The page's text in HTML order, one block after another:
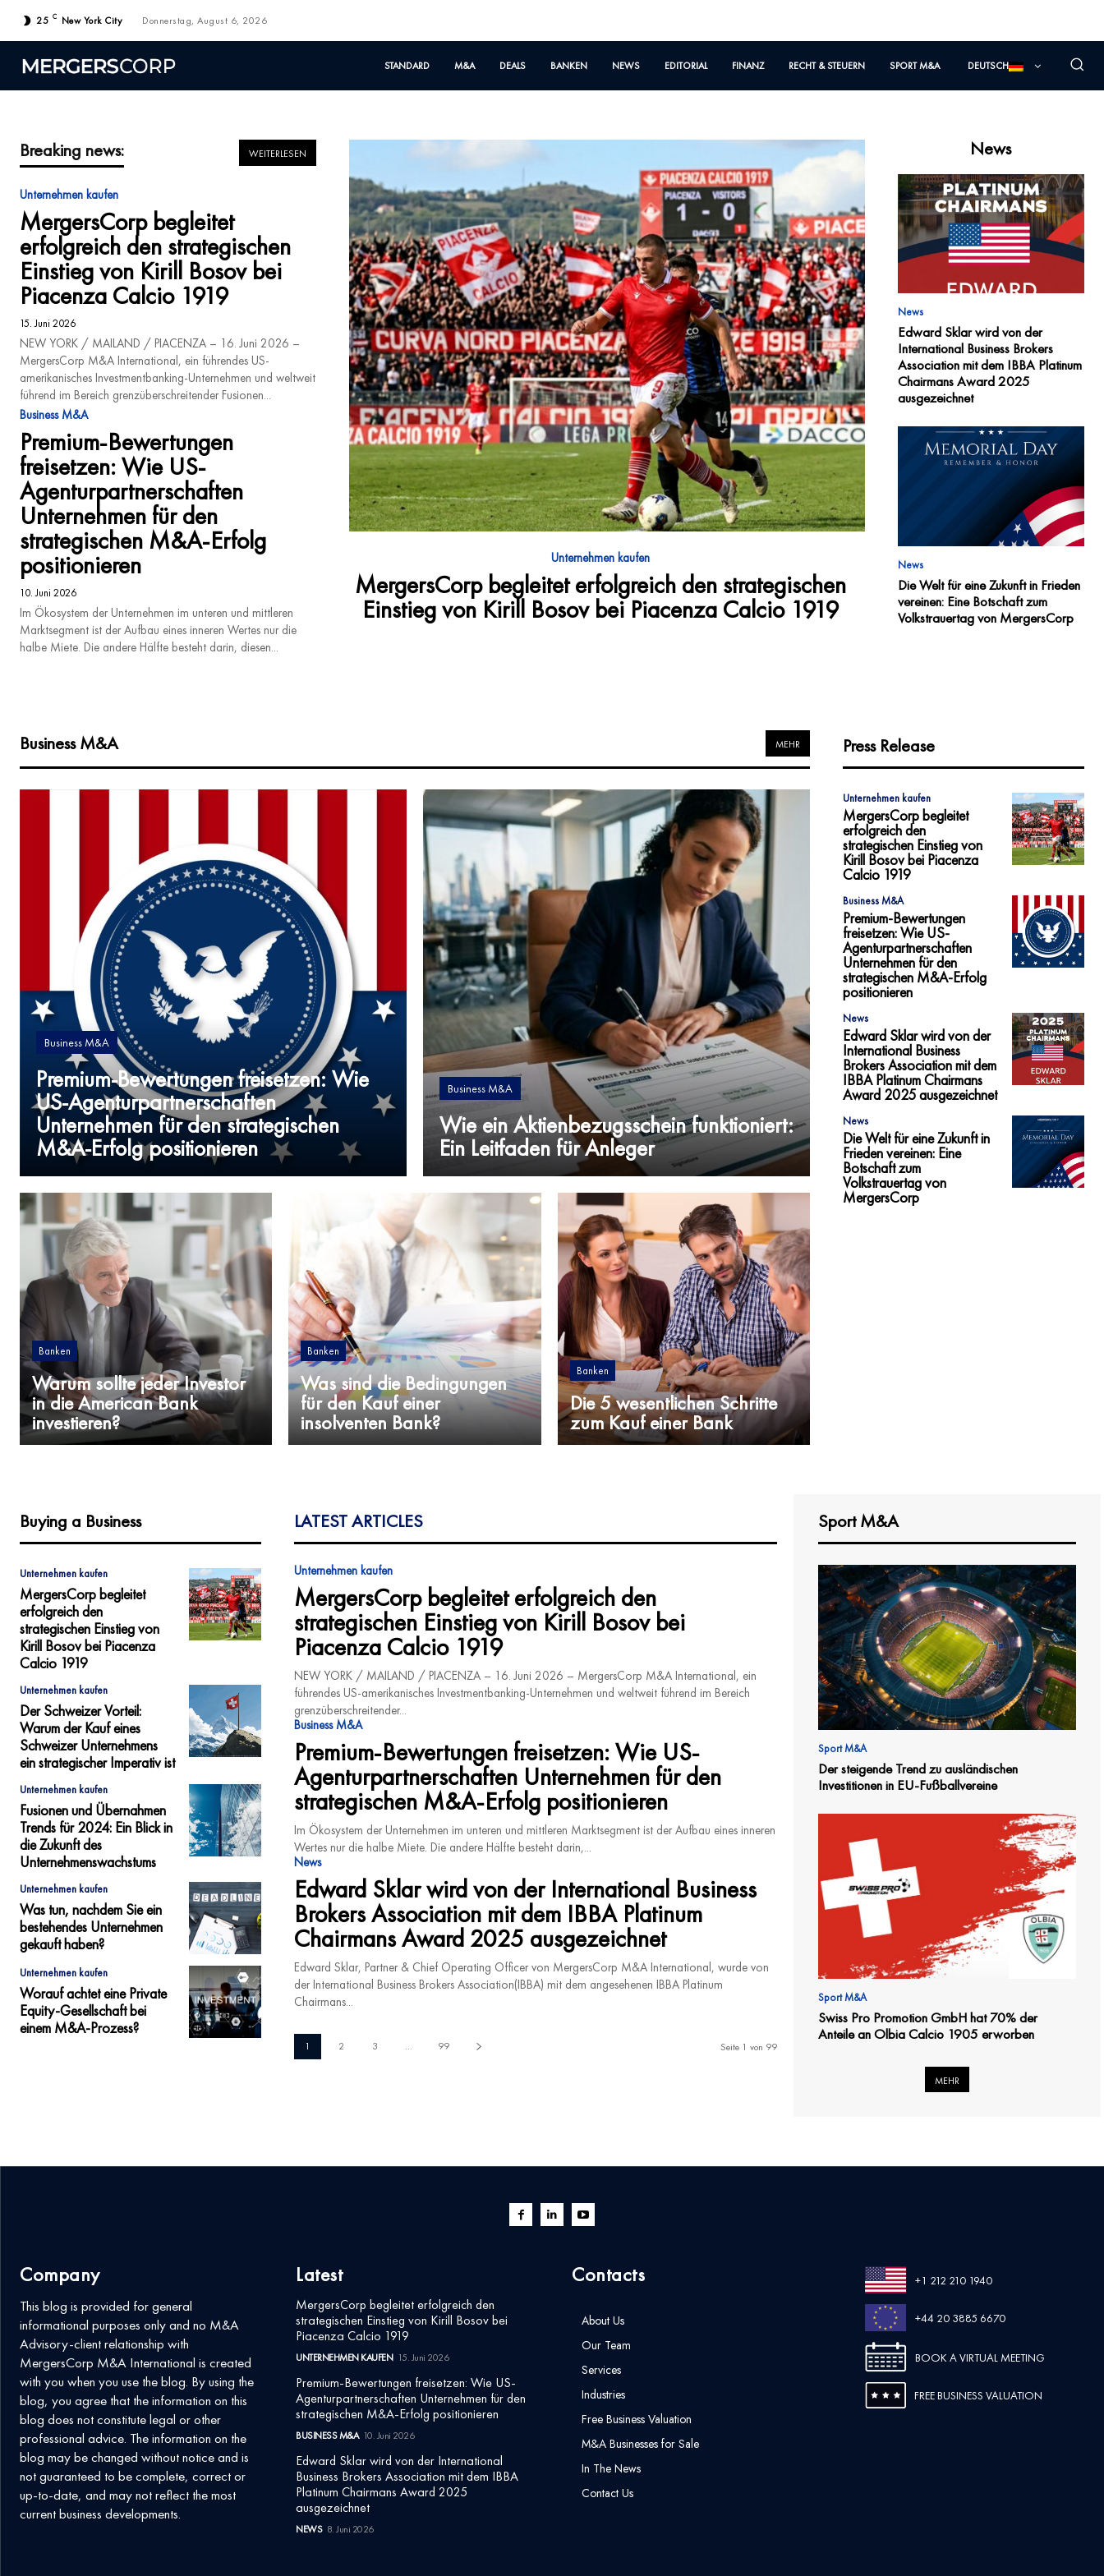
25 C New York City Donnerstag, August 6, 2026
STANDARD M&A DEALS BANKEN NEWS EDITORIAL FINANZ RECHT & STEUERN SPORT M&A DEUTSCH
WEITERLESEN
Breaking news:
Unternehmen kaufen
MergersCorp begleitet
erfolgreich den strategischen
Einstieg von Kirill Bosov bei
Piacenza Calcio 1919
15. Juni 2026
NEW YORK / MAILAND / PIACENZA – 16. Juni 2026 –
MergersCorp M&A International, ein führendes US-
amerikanisches Investmentbanking-Unternehmen und weltweit
führend im Bereich grenzüberschreitender Fusionen...
Business M&A
Premium-Bewertungen
freisetzen: Wie US-
Agenturpartnerschaften
Unternehmen für den
strategischen M&A-Erfolg
positionieren
10. Juni 2026
Im Ökosystem der Unternehmen im unteren und mittleren
Marktsegment ist der Aufbau eines inneren Wertes nur die
halbe Miete. Die andere Hälfte besteht darin, diesen...
Unternehmen kaufen
MergersCorp begleitet erfolgreich den strategischen
Einstieg von Kirill Bosov bei Piacenza Calcio 1919
News
News
Edward Sklar wird von der
International Business Brokers
Association mit dem IBBA Platinum
Chairmans Award 2025
ausgezeichnet
News
Die Welt für eine Zukunft in Frieden
vereinen: Eine Botschaft zum
Volkstrauertag von MergersCorp
Business M&A MEHR
Business M&A
Premium-Bewertungen freisetzen: Wie
US-Agenturpartnerschaften
Unternehmen für den strategischen
M&A-Erfolg positionieren
Business M&A
Wie ein Aktienbezugsschein funktioniert:
Ein Leitfaden für Anleger
Banken
Warum sollte jeder Investor
in die American Bank
investieren?
Banken
Was sind die Bedingungen
für den Kauf einer
insolventen Bank?
Banken
Die 5 wesentlichen Schritte
zum Kauf einer Bank
Press Release
Unternehmen kaufen
MergersCorp begleitet
erfolgreich den
strategischen Einstieg von
Kirill Bosov bei Piacenza
Calcio 1919
Business M&A
Premium-Bewertungen
freisetzen: Wie US-
Agenturpartnerschaften
Unternehmen für den
strategischen M&A-Erfolg
positionieren
News
Edward Sklar wird von der
International Business
Brokers Association mit dem
IBBA Platinum Chairmans
Award 2025 ausgezeichnet
News
Die Welt für eine Zukunft in
Frieden vereinen: Eine
Botschaft zum
Volkstrauertag von
MergersCorp
Buying a Business
Unternehmen kaufen
MergersCorp begleitet
erfolgreich den
strategischen Einstieg von
Kirill Bosov bei Piacenza
Calcio 1919
Unternehmen kaufen
Der Schweizer Vorteil:
Warum der Kauf eines
Schweizer Unternehmens
ein strategischer Imperativ ist
Unternehmen kaufen
Fusionen und Übernahmen
Trends für 2024: Ein Blick in
die Zukunft des
Unternehmenswachstums
Unternehmen kaufen
Was tun, nachdem Sie ein
bestehendes Unternehmen
gekauft haben?
Unternehmen kaufen
Worauf achtet eine Private
Equity-Gesellschaft bei
einem M&A-Prozess?
LATEST ARTICLES
Unternehmen kaufen
MergersCorp begleitet erfolgreich den
strategischen Einstieg von Kirill Bosov bei
Piacenza Calcio 1919
NEW YORK / MAILAND / PIACENZA – 16. Juni 2026 – MergersCorp M&A International, ein
führendes US-amerikanisches Investmentbanking-Unternehmen und weltweit führend im Bereich
grenzüberschreitender...
Business M&A
Premium-Bewertungen freisetzen: Wie US-
Agenturpartnerschaften Unternehmen für den
strategischen M&A-Erfolg positionieren
Im Ökosystem der Unternehmen im unteren und mittleren Marktsegment ist der Aufbau eines inneren
Wertes nur die halbe Miete. Die andere Hälfte besteht darin,...
News
Edward Sklar wird von der International Business
Brokers Association mit dem IBBA Platinum
Chairmans Award 2025 ausgezeichnet
Edward Sklar, Partner & Chief Operating Officer von MergersCorp M&A International, wurde von
der International Business Brokers Association(IBBA) mit dem angesehenen IBBA Platinum
Chairmans...
1 2 3 ... 99 Seite 1 von 99
Sport M&A
Sport M&A
Der steigende Trend zu ausländischen
Investitionen in EU-Fußballvereine
Sport M&A
Swiss Pro Promotion GmbH hat 70% der
Anteile an Olbia Calcio 1905 erworben
MEHR
Company
This blog is provided for general
informational purposes only and no M&A
Advisory-client relationship with
MergersCorp M&A International is created
with you when you use the blog. By using the
blog, you agree that the information on this
blog does not constitute legal or other
professional advice. The information on the
blog may be changed without notice and is
not guaranteed to be complete, correct or
up-to-date, and may not reflect the most
current business developments.
Latest
MergersCorp begleitet erfolgreich den
strategischen Einstieg von Kirill Bosov bei
Piacenza Calcio 1919
UNTERNEHMEN KAUFEN 15. Juni 2026
Premium-Bewertungen freisetzen: Wie US-
Agenturpartnerschaften Unternehmen für den
strategischen M&A-Erfolg positionieren
BUSINESS M&A 10. Juni 2026
Edward Sklar wird von der International
Business Brokers Association mit dem IBBA
Platinum Chairmans Award 2025
ausgezeichnet
NEWS 8. Juni 2026
Contacts
About Us
Our Team
Services
Industries
Free Business Valuation
M&A Businesses for Sale
In The News
Contact Us
+1 212 210 1940
+44 20 3885 6670
BOOK A VIRTUAL MEETING
FREE BUSINESS VALUATION